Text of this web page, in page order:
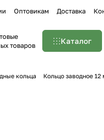
Оптовикам Доставка
товаров
Каталог
кольца Кольцо заводное